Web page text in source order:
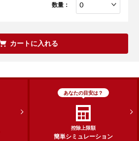
数量：
カートに入れる
あなたの目安は？
控除上限額
簡単シミュレーション